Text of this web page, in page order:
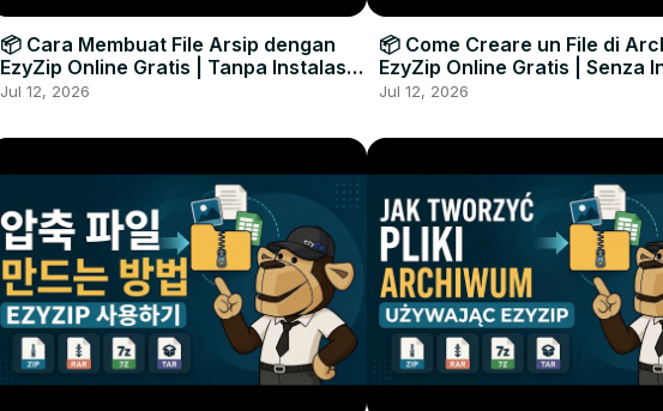
📦 Cara Membuat File Arsip dengan
EzyZip Online Gratis | Tanpa Instalasi
Perangkat Lunak
Jul 12, 2026
📦 Come Creare un File di
EzyZip Online Gratis | Senza
Software
Jul 12, 2026